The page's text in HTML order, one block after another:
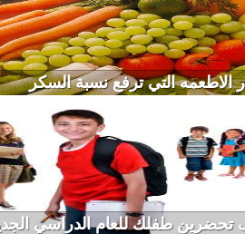
الاطعمه التي ترفع نسبة السكر
تحضرين طفلك للعام الدراسي